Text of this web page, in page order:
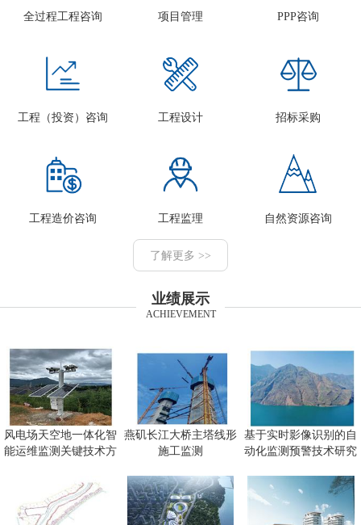
全过程工程咨询 项目管理 PPP咨询
工程（投资）咨询 工程设计 招标采购
工程造价咨询 工程监理 自然资源咨询
了解更多 >>
业绩展示
ACHIEVEMENT
风电场天空地一体化智
能运维监测关键技术方
燕矶长江大桥主塔线形
施工监测
基于实时影像识别的自
动化监测预警技术研究